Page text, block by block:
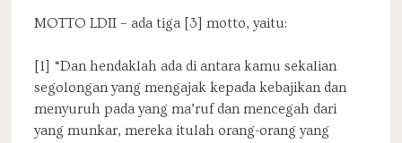
MOTTO LDII – ada tiga [3] motto, yaitu:
[1] “Dan hendaklah ada di antara kamu sekalian
segolongan yang mengajak kepada kebajikan dan
menyuruh pada yang ma’ruf dan mencegah dari
yang munkar, mereka itulah orang-orang yang